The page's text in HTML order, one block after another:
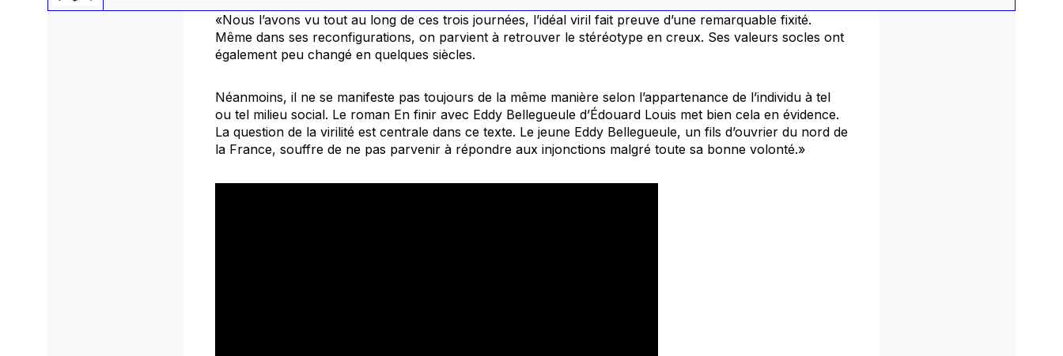
«Nous l’avons vu tout au long de ces trois journées, l’idéal viril fait preuve d’une remarquable fixité.
Même dans ses reconfigurations, on parvient à retrouver le stéréotype en creux. Ses valeurs socles ont
également peu changé en quelques siècles.
Néanmoins, il ne se manifeste pas toujours de la même manière selon l’appartenance de l’individu à tel
ou tel milieu social. Le roman En finir avec Eddy Bellegueule d’Édouard Louis met bien cela en évidence.
La question de la virilité est centrale dans ce texte. Le jeune Eddy Bellegueule, un fils d’ouvrier du nord de
la France, souffre de ne pas parvenir à répondre aux injonctions malgré toute sa bonne volonté.»